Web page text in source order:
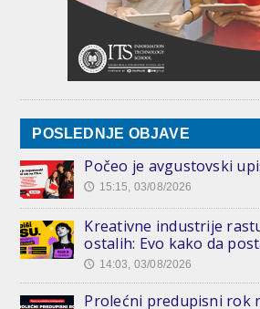
POSLEDNJE OBJAVE
Počeo je avgustovski
🕔 15:15, 03/08/2026
Kreativne industrije
ostalih: Evo kako da
🕔 14:03, 03/08/2026
Prolećni predupisni rok